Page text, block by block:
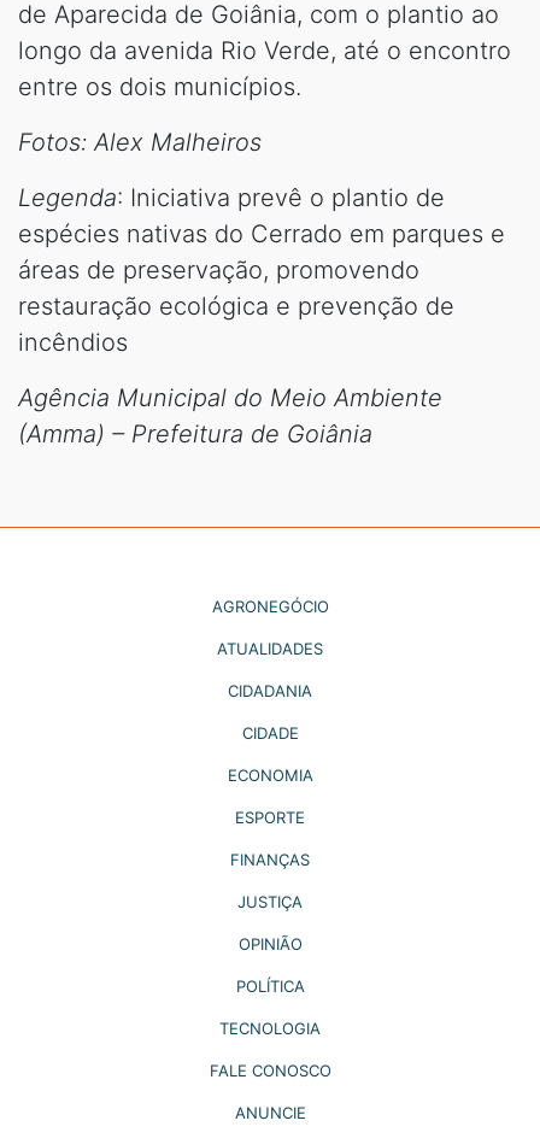
de Aparecida de Goiânia, com o plantio ao
longo da avenida Rio Verde, até o encontro
entre os dois municípios.
Fotos: Alex Malheiros
Legenda: Iniciativa prevê o plantio de
espécies nativas do Cerrado em parques e
áreas de preservação, promovendo
restauração ecológica e prevenção de
incêndios
Agência Municipal do Meio Ambiente
(Amma) – Prefeitura de Goiânia
AGRONEGÓCIO
ATUALIDADES
CIDADANIA
CIDADE
ECONOMIA
ESPORTE
FINANÇAS
JUSTIÇA
OPINIÃO
POLÍTICA
TECNOLOGIA
FALE CONOSCO
ANUNCIE